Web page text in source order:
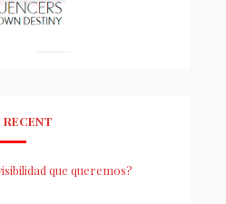
que queremos?